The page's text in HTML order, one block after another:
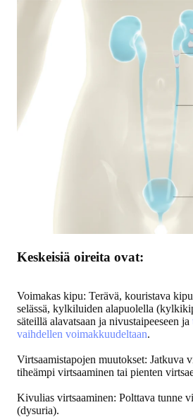
Keskeisiä oireita ovat:
Voimakas kipu: Terävä, kouristava
selässä, kylkiluiden alapuolella
säteillä alavatsaan ja nivustaipeeseen ja
vaihdellen voimakkuudeltaan.
Virtsaamistapojen muutokset: Jatkuva
tiheämpi virtsaaminen tai pienten
Kivulias virtsaaminen: Polttava tunne
(dysuria).